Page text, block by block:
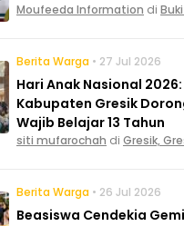
Moufeeda Information di
Berita Warga • 27 Jul 2026
Hari Anak Nasional
Kabupaten Gresik
Wajib Belajar 13 Tahun
siti mufarochah di Gresik,
Berita Warga • 26 Jul 2026
Beasiswa Cendekia